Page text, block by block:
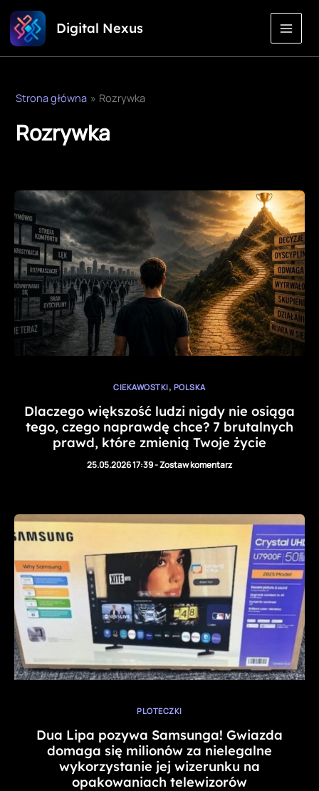
Przejdź
do
treści
Digital Nexus
Strona główna Rozrywka
Rozrywka
CIEKAWOSTKI, POLSKA
Dlaczego większość ludzi nigdy nie osiąga
tego, czego naprawdę chce? 7 brutalnych
prawd, które zmienią Twoje życie
25.05.2026 17:39-Zostaw komentarz
PLOTECZKI
Dua Lipa pozywa Samsunga! Gwiazda
domaga się milionów za nielegalne
wykorzystanie jej wizerunku na
opakowaniach telewizorów